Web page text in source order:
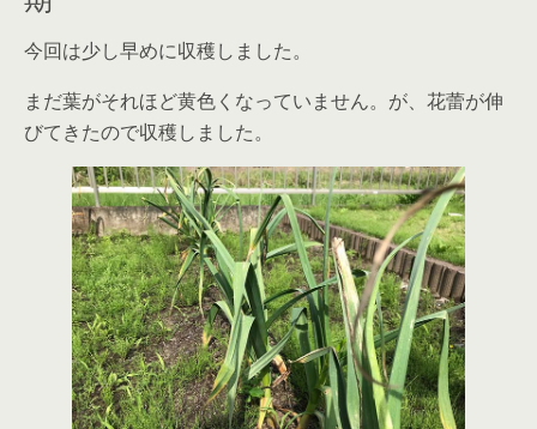
今回は少し早めに収穫しました。
まだ葉がそれほど黄色くなっていません。が、花蕾が伸
びてきたので収穫しました。